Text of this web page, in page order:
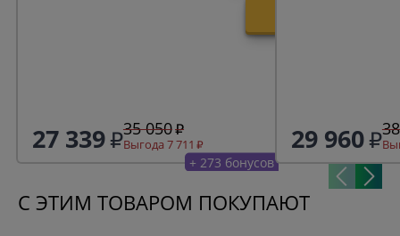
27 339 35 050
Выгода 7 711
+ 273 бонусов
29 960
С ЭТИМ ТОВАРОМ ПОКУПАЮТ